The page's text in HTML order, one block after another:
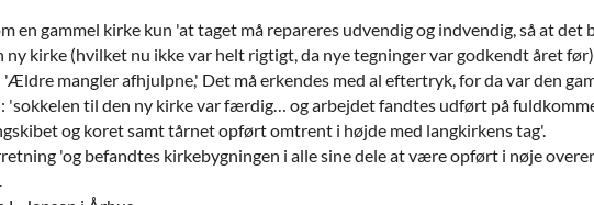
en gammel kirke kun 'at taget må repareres udvendig og indvendig, så at det
kirke (hvilket nu ikke var helt rigtigt, da nye tegninger var godkendt året før).
mangler afhjulpne,' Det må erkendes med al eftertryk, for da var den
'sokkelen til den ny kirke var færdig… og arbejdet fandtes udført på
og koret samt tårnet opført omtrent i højde med langkirkens tag'.
'og befandtes kirkebygningen i alle sine dele at være opført i nøje